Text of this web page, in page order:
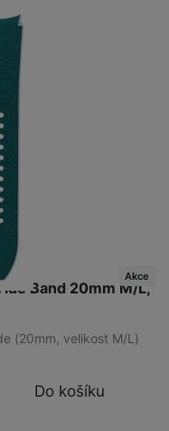
Band 20mm M/L,
Akce
(20mm, velikost M/L)
Do košíku